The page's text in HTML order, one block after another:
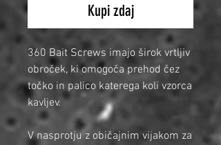
Kupi zdaj
360 Bait Screws imajo širok vrtljiv
obroček, ki omogoča prehod čez
točko in palico katerega koli vzorca
kavljev.
V nasprotju z običajnim vijakom za